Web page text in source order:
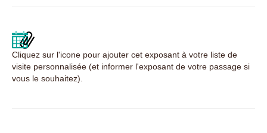
Cliquez sur l'icone pour ajouter cet exposant à votre liste de
visite personnalisée (et informer l'exposant de votre passage si
vous le souhaitez).